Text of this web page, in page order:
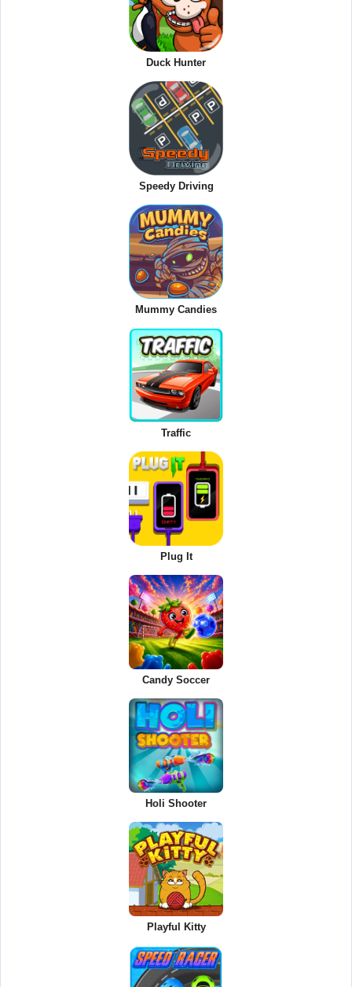
Duck Hunter
Speedy Driving
Mummy Candies
Traffic
Plug It
Candy Soccer
Holi Shooter
Playful Kitty